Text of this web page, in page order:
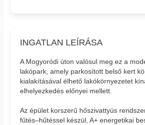
INGATLAN LEÍRÁSA
A Mogyoródi úton valósul meg ez a
lakópark, amely parkosított belső kert
kialakításával élhető lakókörnyezetet
elhelyezkedés előnyei mellett.
Az épület korszerű hőszivattyús
fűtés–hűtéssel készül, A+ energetikai